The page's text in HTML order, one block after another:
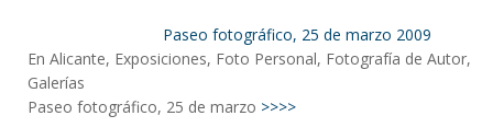
Paseo fotográfico, 25 de marzo 2009
En Alicante, Exposiciones, Foto Personal, Fotografía de Autor,
Galerías
Paseo fotográfico, 25 de marzo >>>>